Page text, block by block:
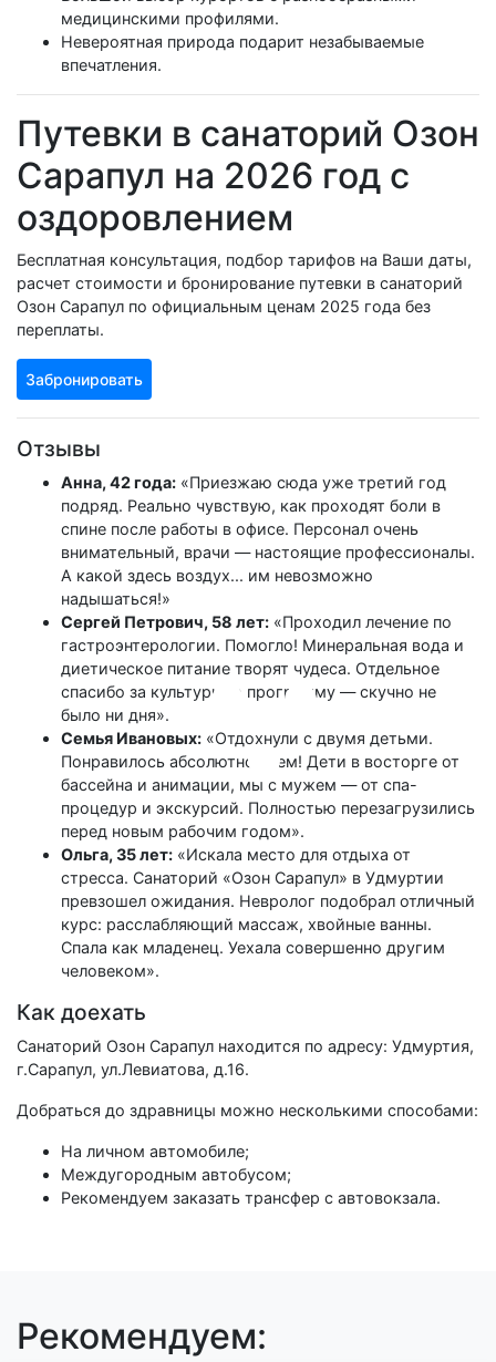
медицинскими профилями.
Невероятная природа подарит незабываемые
впечатления.
Путевки в санаторий Озон
Сарапул на 2026 год с
оздоровлением
Бесплатная консультация, подбор тарифов на Ваши даты,
расчет стоимости и бронирование путевки в санаторий
Озон Сарапул по официальным ценам 2025 года без
переплаты.
Забронировать
Отзывы
Анна, 42 года: «Приезжаю сюда уже третий год
подряд. Реально чувствую, как проходят боли в
спине после работы в офисе. Персонал очень
внимательный, врачи — настоящие профессионалы.
А какой здесь воздух... им невозможно
надышаться!»
Сергей Петрович, 58 лет: «Проходил лечение по
гастроэнтерологии. Помогло! Минеральная вода и
диетическое питание творят чудеса. Отдельное
спасибо за культурную программу — скучно не
было ни дня».
Семья Ивановых: «Отдохнули с двумя детьми.
Понравилось абсолютно всем! Дети в восторге от
бассейна и анимации, мы с мужем — от спа-
процедур и экскурсий. Полностью перезагрузились
перед новым рабочим годом».
Ольга, 35 лет: «Искала место для отдыха от
стресса. Санаторий «Озон Сарапул» в Удмуртии
превзошел ожидания. Невролог подобрал отличный
курс: расслабляющий массаж, хвойные ванны.
Спала как младенец. Уехала совершенно другим
человеком».
Как доехать
Санаторий Озон Сарапул находится по адресу: Удмуртия,
г.Сарапул, ул.Левиатова, д.16.
Добраться до здравницы можно несколькими способами:
На личном автомобиле;
Междугородным автобусом;
Рекомендуем заказать трансфер с автовокзала.
Рекомендуем: